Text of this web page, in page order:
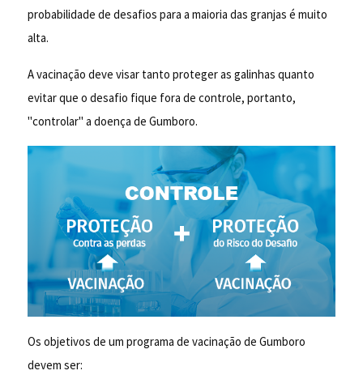
probabilidade de desafios para a maioria das granjas é muito
alta.
A vacinação deve visar tanto proteger as galinhas quanto
evitar que o desafio fique fora de controle, portanto,
"controlar" a doença de Gumboro.
Os objetivos de um programa de vacinação de Gumboro
devem ser: